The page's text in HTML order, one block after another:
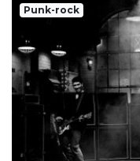
Punk-rock